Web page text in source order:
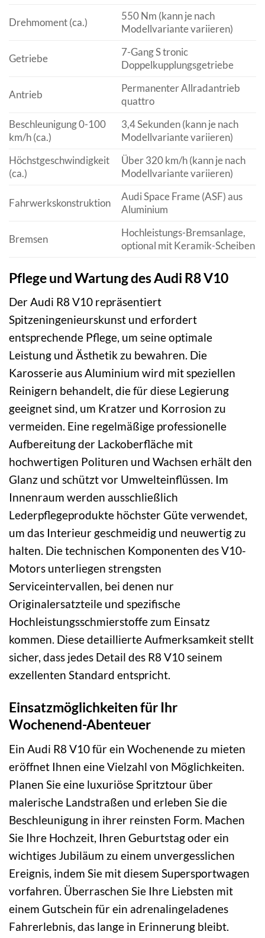
Drehmoment (ca.)
550 Nm (kann je nach
Modellvariante variieren)
Getriebe
7-Gang S tronic
Doppelkupplungsgetriebe
Antrieb
Permanenter Allradantrieb
quattro
Beschleunigung 0-100
km/h (ca.)
3,4 Sekunden (kann je nach
Modellvariante variieren)
Höchstgeschwindigkeit
(ca.)
Über 320 km/h (kann je nach
Modellvariante variieren)
Fahrwerkskonstruktion
Audi Space Frame (ASF) aus
Aluminium
Bremsen
Hochleistungs-Bremsanlage,
optional mit Keramik-Scheiben
Pflege und Wartung des Audi R8 V10
Der Audi R8 V10 repräsentiert
Spitzeningenieurskunst und erfordert
entsprechende Pflege, um seine optimale
Leistung und Ästhetik zu bewahren. Die
Karosserie aus Aluminium wird mit speziellen
Reinigern behandelt, die für diese Legierung
geeignet sind, um Kratzer und Korrosion zu
vermeiden. Eine regelmäßige professionelle
Aufbereitung der Lackoberfläche mit
hochwertigen Polituren und Wachsen erhält den
Glanz und schützt vor Umwelteinflüssen. Im
Innenraum werden ausschließlich
Lederpflegeprodukte höchster Güte verwendet,
um das Interieur geschmeidig und neuwertig zu
halten. Die technischen Komponenten des V10-
Motors unterliegen strengsten
Serviceintervallen, bei denen nur
Originalersatzteile und spezifische
Hochleistungsschmierstoffe zum Einsatz
kommen. Diese detaillierte Aufmerksamkeit stellt
sicher, dass jedes Detail des R8 V10 seinem
exzellenten Standard entspricht.
Einsatzmöglichkeiten für Ihr
Wochenend-Abenteuer
Ein Audi R8 V10 für ein Wochenende zu mieten
eröffnet Ihnen eine Vielzahl von Möglichkeiten.
Planen Sie eine luxuriöse Spritztour über
malerische Landstraßen und erleben Sie die
Beschleunigung in ihrer reinsten Form. Machen
Sie Ihre Hochzeit, Ihren Geburtstag oder ein
wichtiges Jubiläum zu einem unvergesslichen
Ereignis, indem Sie mit diesem Supersportwagen
vorfahren. Überraschen Sie Ihre Liebsten mit
einem Gutschein für ein adrenalingeladenes
Fahrerlebnis, das lange in Erinnerung bleibt.